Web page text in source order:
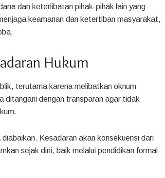
dan keterlibatan pihak-pihak lain yang
keamanan dan ketertiban masyarakat,
Hukum
terutama karena melibatkan oknum
ditangani dengan transparan agar tidak
Kesadaran akan konsekuensi dari
sejak dini, baik melalui pendidikan formal